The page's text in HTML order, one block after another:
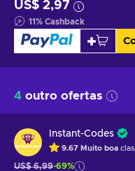
US$ 2,97
11% Cashback
4 outro ofertas
Instant-Codes
9.67 Muito boa
US$ 6,99-69%